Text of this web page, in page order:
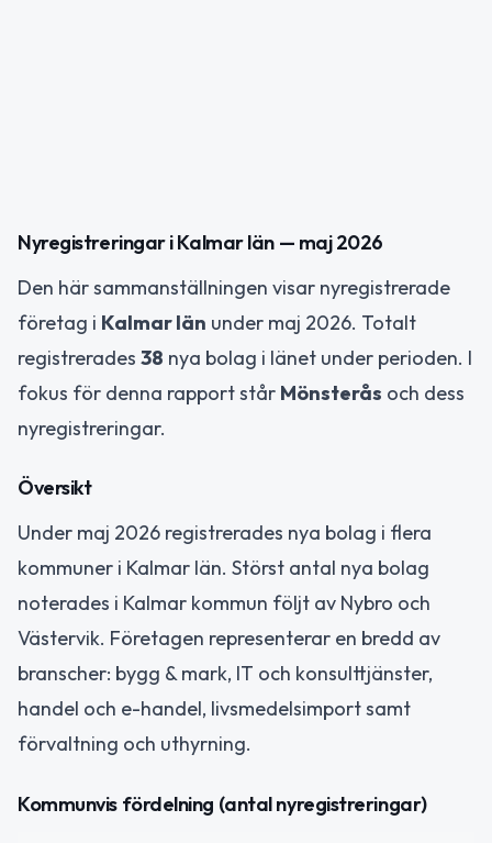
Nyregistreringar i Kalmar län — maj 2026
Den här sammanställningen visar nyregistrerade
företag i Kalmar län under maj 2026. Totalt
registrerades 38 nya bolag i länet under perioden. I
fokus för denna rapport står Mönsterås och dess
nyregistreringar.
Översikt
Under maj 2026 registrerades nya bolag i flera
kommuner i Kalmar län. Störst antal nya bolag
noterades i Kalmar kommun följt av Nybro och
Västervik. Företagen representerar en bredd av
branscher: bygg & mark, IT och konsulttjänster,
handel och e-handel, livsmedelsimport samt
förvaltning och uthyrning.
Kommunvis fördelning (antal nyregistreringar)